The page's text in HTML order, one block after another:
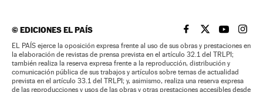
©EDICIONES EL PAÍS EL PAÍS BRASIL EN
EL PAÍSEL PAÍS
EL
EL PAÍS ejerce la oposición expresa frente al uso de sus obras y prestaciones en
la elaboración de revistas de prensa prevista en el artículo 32.1 del TRLPI;
también realiza la reserva expresa frente a la reproducción, distribución y
comunicación pública de sus trabajos y artículos sobre temas de actualidad
prevista en el artículo 33.1 del TRLPI; y, asimismo, realiza una reserva expresa
de las reproducciones y usos de las obras y otras prestaciones accesibles desde